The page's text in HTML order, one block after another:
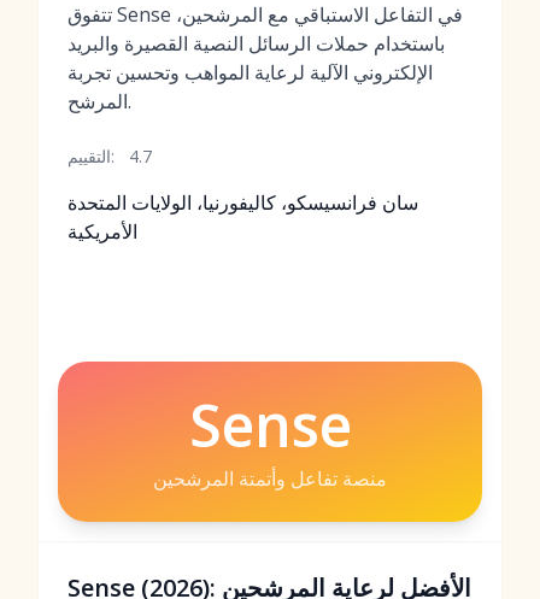
تتفوق Sense في التفاعل الاستباقي مع المرشحين،
باستخدام حملات الرسائل النصية القصيرة والبريد
الإلكتروني الآلية لرعاية المواهب وتحسين تجربة
المرشح.
التقييم: 4.7
سان فرانسيسكو، كاليفورنيا، الولايات المتحدة
الأمريكية
Sense
منصة تفاعل وأتمتة المرشحين
Sense (2026): الأفضل لرعاية المرشحين